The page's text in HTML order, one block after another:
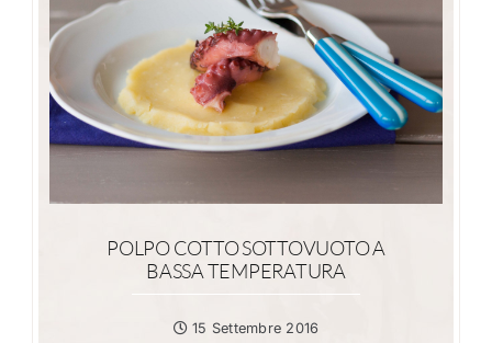
POLPO COTTO SOTTOVUOTO A
BASSA TEMPERATURA
15 Settembre 2016